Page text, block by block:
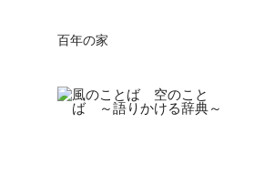
百年の家